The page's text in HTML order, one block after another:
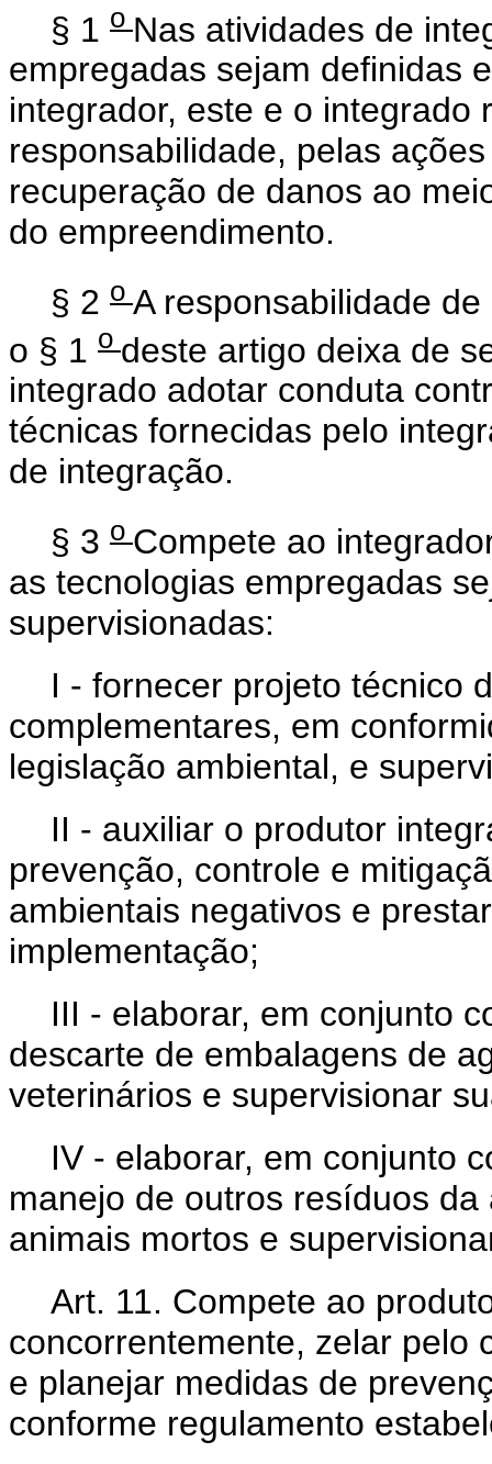
§ 1 o Nas atividades de
empregadas sejam definidas
integrador, este e o integrado
responsabilidade, pelas
recuperação de danos ao
do empreendimento.
§ 2 o A responsabilidade
o § 1 o deste artigo deixa de
integrado adotar conduta
técnicas fornecidas pelo
de integração.
§ 3 o Compete ao
as tecnologias empregadas
supervisionadas:
I - fornecer projeto técnico
complementares, em
legislação ambiental, e
II - auxiliar o produtor
prevenção, controle e
ambientais negativos e
implementação;
III - elaborar, em conjunto
descarte de embalagens de
veterinários e supervisionar
IV - elaborar, em conjunto
manejo de outros resíduos
animais mortos e
Art. 11. Compete ao
concorrentemente, zelar pelo
e planejar medidas de
conforme regulamento